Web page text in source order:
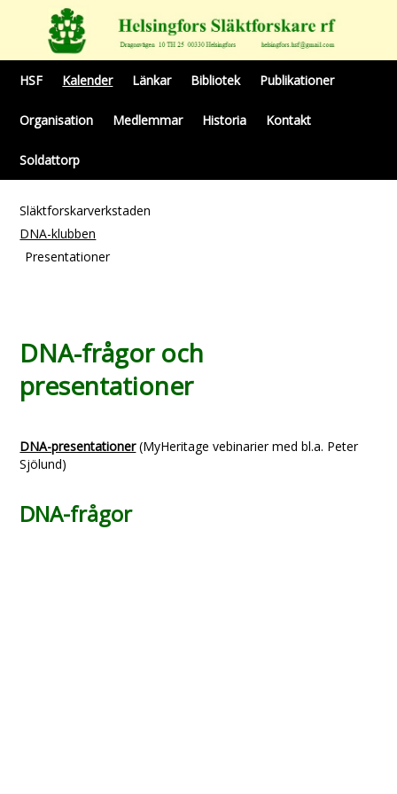
HSF Kalender Länkar Bibliotek Publikationer
Organisation Medlemmar Historia Kontakt
Soldattorp
Släktforskarverkstaden
DNA-klubben
Presentationer
DNA-frågor och
presentationer
DNA-presentationer (MyHeritage vebinarier med bl.a. Peter
Sjölund)
DNA-frågor